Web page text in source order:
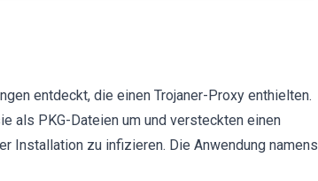
entdeckt, die einen Trojaner-Proxy enthielten.
als PKG-Dateien um und versteckten einen
Installation zu infizieren. Die Anwendung namens